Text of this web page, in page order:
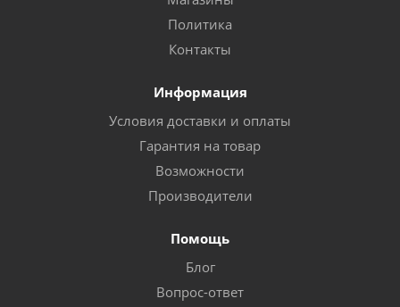
Политика
Контакты
Информация
Условия доставки и оплаты
Гарантия на товар
Возможности
Производители
Помощь
Блог
Вопрос-ответ